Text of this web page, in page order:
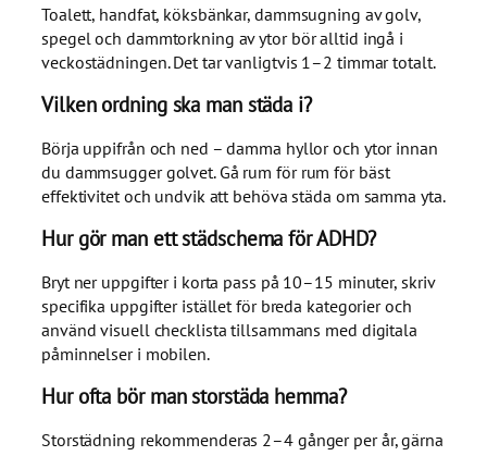
Toalett, handfat, köksbänkar, dammsugning av golv,
spegel och dammtorkning av ytor bör alltid ingå i
veckostädningen. Det tar vanligtvis 1–2 timmar totalt.
Vilken ordning ska man städa i?
Börja uppifrån och ned – damma hyllor och ytor innan
du dammsugger golvet. Gå rum för rum för bäst
effektivitet och undvik att behöva städa om samma yta.
Hur gör man ett städschema för ADHD?
Bryt ner uppgifter i korta pass på 10–15 minuter, skriv
specifika uppgifter istället för breda kategorier och
använd visuell checklista tillsammans med digitala
påminnelser i mobilen.
Hur ofta bör man storstäda hemma?
Storstädning rekommenderas 2–4 gånger per år, gärna